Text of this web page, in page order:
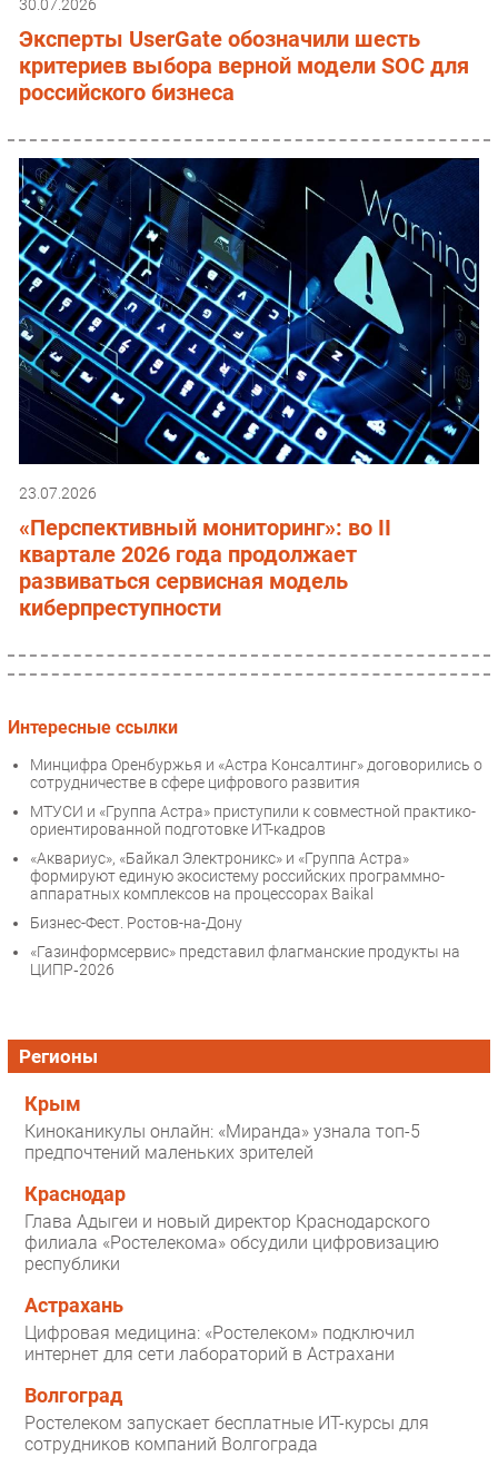
30.07.2026
Эксперты UserGate обозначили шесть
критериев выбора верной модели SOC для
российского бизнеса
23.07.2026
«Перспективный мониторинг»: во II
квартале 2026 года продолжает
развиваться сервисная модель
киберпреступности
Интересные ссылки
Минцифра Оренбуржья и «Астра Консалтинг» договорились о
сотрудничестве в сфере цифрового развития
МТУСИ и «Группа Астра» приступили к совместной практико-
ориентированной подготовке ИТ-кадров
«Аквариус», «Байкал Электроникс» и «Группа Астра»
формируют единую экосистему российских программно-
аппаратных комплексов на процессорах Baikal
Бизнес-Фест. Ростов-на-Дону
«Газинформсервис» представил флагманские продукты на
ЦИПР‑2026
Регионы
Крым
Киноканикулы онлайн: «Миранда» узнала топ-5
предпочтений маленьких зрителей
Краснодар
Глава Адыгеи и новый директор Краснодарского
филиала «Ростелекома» обсудили цифровизацию
республики
Астрахань
Цифровая медицина: «Ростелеком» подключил
интернет для сети лабораторий в Астрахани
Волгоград
Ростелеком запускает бесплатные ИТ-курсы для
сотрудников компаний Волгограда